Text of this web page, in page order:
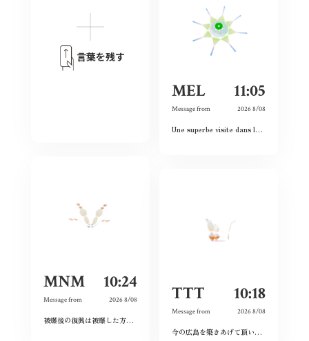
言葉を残す
MEL 11:05
Message from 2026 8/08
Une superbe visite dans le passé, le présent et le futur. Les images et vidéos sont sublimes et nous rappellent l’histoire passée.
MNM 10:24
Message from 2026 8/08
被爆後の復興は被爆した方たちだけが尽力してくれたのではなく戦前の方たちの工業や文化がもたらしてくれたものだと分かった。今の平和な生活を守っていこうと思う。
TTT 10:18
Message from 2026 8/08
今の広島を築きあげて頂いた先祖に感謝しつつ、僕達若い世代でこの広島を継承していきたいと、強く思いました。